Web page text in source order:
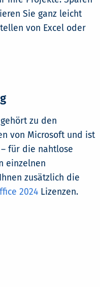
Sie ganz leicht
von Excel oder
zu den
von Microsoft und ist
für die nahtlose
einzelnen
zusätzlich die
2024 Lizenzen.